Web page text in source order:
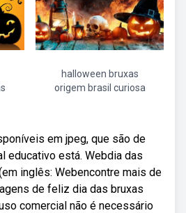
halloween bruxas
origem brasil curiosa
em jpeg, que são de
educativo está. Webdia das
inglês: Webencontre mais de
de feliz dia das bruxas
comercial não é necessário